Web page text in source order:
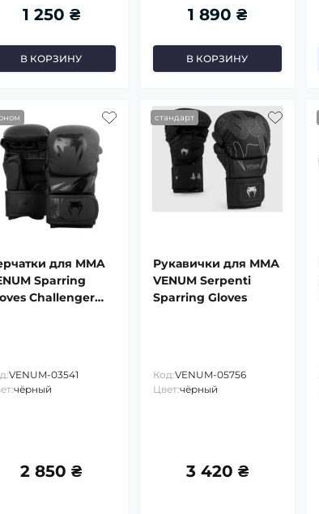
1 250 ₴
В КОРЗИНУ
1 890 ₴
В КОРЗИНУ
для MMA
Sparring
Challenger
VENUM-03541
чёрный
2 850 ₴
стандарт
Рукавички для ММА
VENUM Serpenti
Sparring Gloves
Код:VENUM-05756
Цвет:чёрный
3 420 ₴